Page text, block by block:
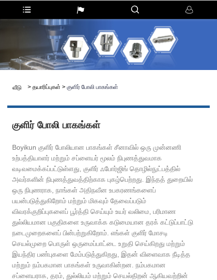
வீடு > தயாரிப்புகள் > குளிர் போலி பாகங்கள்
குளிர் போலி பாகங்கள்
Boyikun குளிர் போலியான பாகங்கள் சீனாவில் ஒரு முன்னணி
உற்பத்தியாளர் மற்றும் சப்ளையர் மூலம் நிபுணத்துவமாக
வடிவமைக்கப்பட்டுள்ளது, குளிர் ஃபோர்ஜிங் தொழில்நுட்பத்தில்
அவர்களின் நிபுணத்துவத்திற்காக புகழ்பெற்றது. இந்தத் துறையில்
ஒரு நிபுணராக, நாங்கள் அதிநவீன உபகரணங்களைப்
பயன்படுத்துகிறோம் மற்றும் மிகவும் தேவைப்படும்
விவரக்குறிப்புகளைப் பூர்த்தி செய்யும் உயர் வலிமை, பரிமாண
துல்லியமான பகுதிகளை உருவாக்க கடுமையான தரக் கட்டுப்பாட்டு
நடைமுறைகளைப் பின்பற்றுகிறோம். எங்கள் குளிர் மோசடி
செயல்முறை பொருள் ஒருமைப்பாட்டை உறுதி செய்கிறது மற்றும்
இயந்திர பண்புகளை மேம்படுத்துகிறது, இதன் விளைவாக நீடித்த
மற்றும் நம்பகமான பாகங்கள் உருவாகின்றன. நம்பகமான
சப்ளையராக, தரம், துல்லியம் மற்றும் செயல்திறன் ஆகியவற்றின்